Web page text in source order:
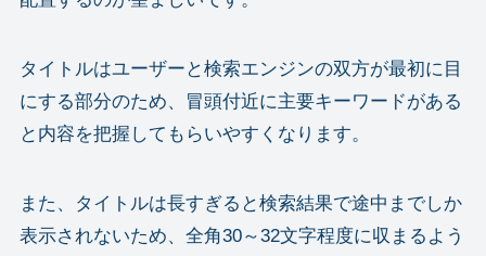
タイトルはユーザーと検索エンジンの双方が最初に目
にする部分のため、冒頭付近に主要キーワードがある
と内容を把握してもらいやすくなります。
また、タイトルは長すぎると検索結果で途中までしか
表示されないため、全角30～32文字程度に収まるよう